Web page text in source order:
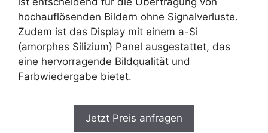
hochauflösenden Bildern ohne Signalverluste.
Zudem ist das Display mit einem a-Si
(amorphes Silizium) Panel ausgestattet, das
eine hervorragende Bildqualität und
Farbwiedergabe bietet.
Jetzt Preis anfragen